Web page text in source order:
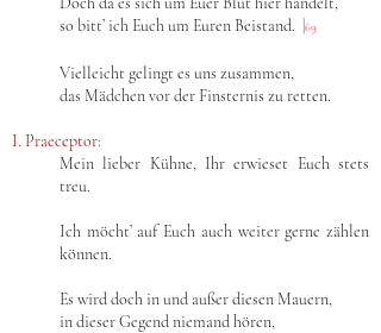
so bitt’ ich Euch um Euren Beistand.
69
Vielleicht gelingt es uns zusammen,
das Mädchen vor der Finsternis zu retten.
I. Praeceptor:
Mein lieber Kühne, Ihr erwieset Euch stets
treu.
Ich möcht’ auf Euch auch weiter gerne zählen
können.
Es wird doch in und außer diesen Mauern,
in dieser Gegend niemand hören,